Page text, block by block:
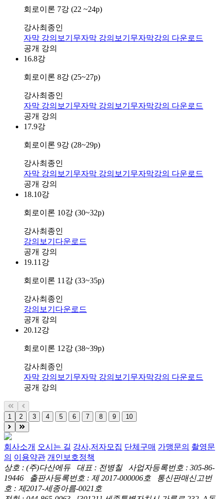
회로이론 7강 (22 ~24p)
강사최종인
자막 강의보기 무자막 강의보기 무자막강의 다운로드
공개 강의
16.8강
회로이론 8강 (25~27p)
강사최종인
자막 강의보기 무자막 강의보기 무자막강의 다운로드
공개 강의
17.9강
회로이론 9강 (28~29p)
강사최종인
자막 강의보기 무자막 강의보기 무자막강의 다운로드
공개 강의
18.10강
회로이론 10강 (30~32p)
강사최종인
강의보기 다운로드
공개 강의
19.11강
회로이론 11강 (33~35p)
강사최종인
강의보기 다운로드
공개 강의
20.12강
회로이론 12강 (38~39p)
강사최종인
자막 강의보기 무자막 강의보기 무자막강의 다운로드
공개 강의
1 2 3 4 5 6 7 8 9 10
회사소개 오시는 길 강사,저자모집 단체구매 가맹문의 촬영문
의 이용약관 개인보호정책
상호 : (주)다산에듀 대표 : 전병칠 사업자등록번호 : 305-86-
19446 출판사등록번호 : 제 2017-000006호 통신판매신고번
호 : 제2017-세종아름-0021호